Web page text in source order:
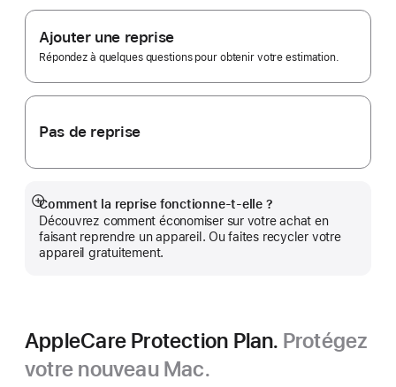
de
de
page
Apple
Trade In.
Ajouter une reprise
Répondez à quelques questions pour obtenir votre estimation.
Pas de reprise
Comment la reprise fonctionne-t-elle ?
Découvrez comment économiser sur votre achat en
faisant reprendre un appareil. Ou faites recycler votre
appareil gratuitement.
Afficher
plus
AppleCare Protection Plan. Protégez
votre nouveau Mac.